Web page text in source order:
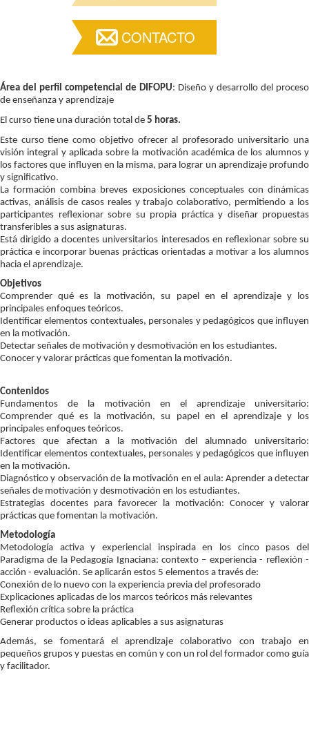
CONTACTO
Área del perfil competencial de DIFOPU: Diseño y desarrollo del proceso
de enseñanza y aprendizaje
El curso tiene una duración total de 5 horas.
Este curso tiene como objetivo ofrecer al profesorado universitario una
visión integral y aplicada sobre la motivación académica de los alumnos y
los factores que influyen en la misma, para lograr un aprendizaje profundo
y significativo.
La formación combina breves exposiciones conceptuales con dinámicas
activas, análisis de casos reales y trabajo colaborativo, permitiendo a los
participantes reflexionar sobre su propia práctica y diseñar propuestas
transferibles a sus asignaturas.
Está dirigido a docentes universitarios interesados en reflexionar sobre su
práctica e incorporar buenas prácticas orientadas a motivar a los alumnos
hacia el aprendizaje.
Objetivos
Comprender qué es la motivación, su papel en el aprendizaje y los
principales enfoques teóricos.
Identificar elementos contextuales, personales y pedagógicos que influyen
en la motivación.
Detectar señales de motivación y desmotivación en los estudiantes.
Conocer y valorar prácticas que fomentan la motivación.
Contenidos
Fundamentos de la motivación en el aprendizaje universitario:
Comprender qué es la motivación, su papel en el aprendizaje y los
principales enfoques teóricos.
Factores que afectan a la motivación del alumnado universitario:
Identificar elementos contextuales, personales y pedagógicos que influyen
en la motivación.
Diagnóstico y observación de la motivación en el aula: Aprender a detectar
señales de motivación y desmotivación en los estudiantes.
Estrategias docentes para favorecer la motivación: Conocer y valorar
prácticas que fomentan la motivación.
Metodología
Metodología activa y experiencial inspirada en los cinco pasos del
Paradigma de la Pedagogía Ignaciana: contexto – experiencia - reflexión -
acción - evaluación. Se aplicarán estos 5 elementos a través de:
Conexión de lo nuevo con la experiencia previa del profesorado
Explicaciones aplicadas de los marcos teóricos más relevantes
Reflexión crítica sobre la práctica
Generar productos o ideas aplicables a sus asignaturas
Además, se fomentará el aprendizaje colaborativo con trabajo en
pequeños grupos y puestas en común y con un rol del formador como guía
y facilitador.